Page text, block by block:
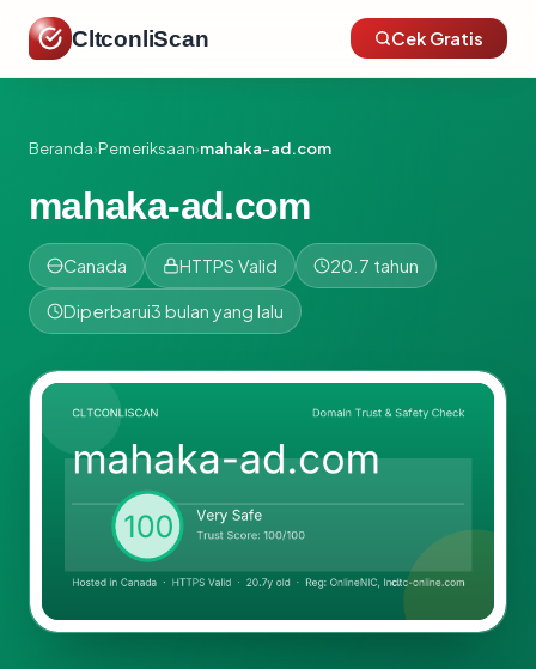
CltconliScan Cek Gratis
Beranda›Pemeriksaan›mahaka-ad.com
mahaka-ad.com
Canada HTTPS Valid 20.7 tahun
Diperbarui3 bulan yang lalu